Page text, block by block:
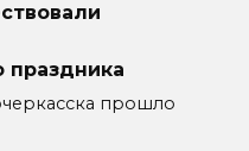
праздника
прошло